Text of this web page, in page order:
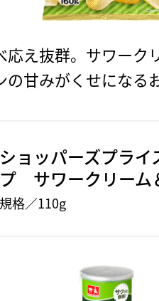
応え抜群。サワーク
の甘みがくせになる
ショッパーズプライ
プ サワークリーム
規格／110g